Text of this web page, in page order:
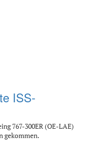
ISS-
767-300ER (OE-LAE)
gekommen.